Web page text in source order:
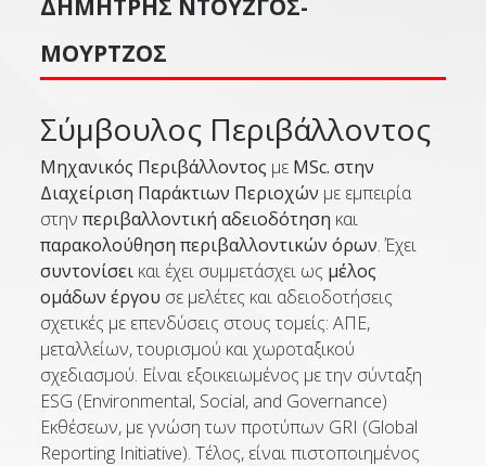
ΔΗΜΉΤΡΗΣ ΝΤΟΎΖΓΟΣ-
ΜΟΎΡΤΖΟΣ
Σύμβουλος Περιβάλλοντος
Μηχανικός Περιβάλλοντος με MSc. στην
Διαχείριση Παράκτιων Περιοχών με εμπειρία
στηνπεριβαλλοντικήαδειοδότηση και
παρακολούθηση περιβαλλοντικών όρων. Έχει
συντονίσει και έχει συμμετάσχει ως μέλος
ομάδων έργου σε μελέτες και αδειοδοτήσεις
σχετικές με επενδύσεις στους τομείς: ΑΠΕ,
μεταλλείων, τουρισμού και χωροταξικού
σχεδιασμού. Είναι εξοικειωμένος με την σύνταξη
ESG (Environmental, Social, and Governance)
Εκθέσεων, με γνώση των προτύπων GRI (Global
Reporting Initiative). Τέλος, είναι πιστοποιημένος